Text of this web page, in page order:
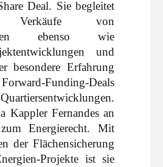
Deal. Sie begleitet
von
ebenso wie
und
besondere Erfahrung
Funding-Deals
Kappler Fernandes an
Energierecht. Mit
der Flächensicherung
Projekte ist sie